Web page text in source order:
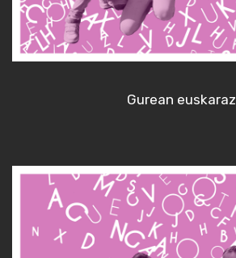
Gurean euskaraz